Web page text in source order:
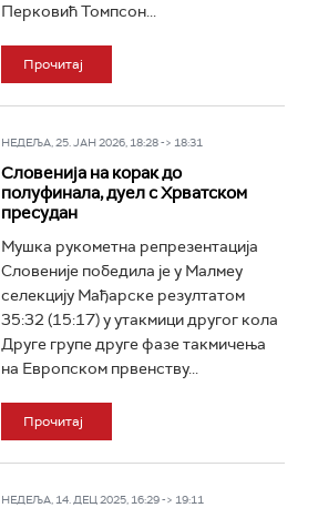
Перковић Томпсон...
Прочитај
НЕДЕЉА, 25. ЈАН 2026, 18:28 -> 18:31
Словенија на корак до
полуфинала, дуел с Хрватском
пресудан
Мушка рукометна репрезентација
Словеније победила је у Малмеу
селекцију Мађарске резултатом
35:32 (15:17) у утакмици другог кола
Друге групе друге фазе такмичења
на Европском првенству...
Прочитај
НЕДЕЉА, 14. ДЕЦ 2025, 16:29 -> 19:11